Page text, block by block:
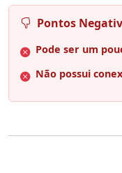
Pontos
Pode ser um
Não possui